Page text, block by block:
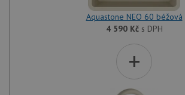
Aquastone NEO 60 béžová
4 590 Kčs DPH
+